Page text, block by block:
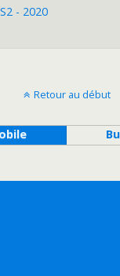
- 2020
Retour au début